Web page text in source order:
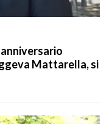
Mattarella, si